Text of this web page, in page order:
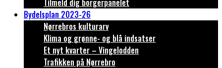
Tilmeld dig borgerpanelet
Bydelsplan 2023-26
Nørrebros kulturarv
Klima og grønne- og blå indsatser
Et nyt kvarter – Vingelodden
Trafikken på Nørrebro